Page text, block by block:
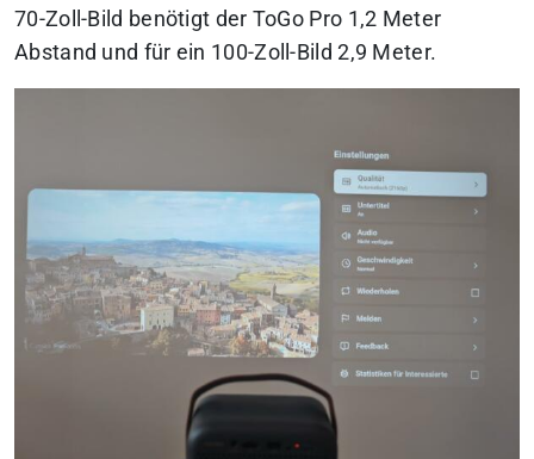
70-Zoll-Bild benötigt der ToGo Pro 1,2 Meter
Abstand und für ein 100-Zoll-Bild 2,9 Meter.